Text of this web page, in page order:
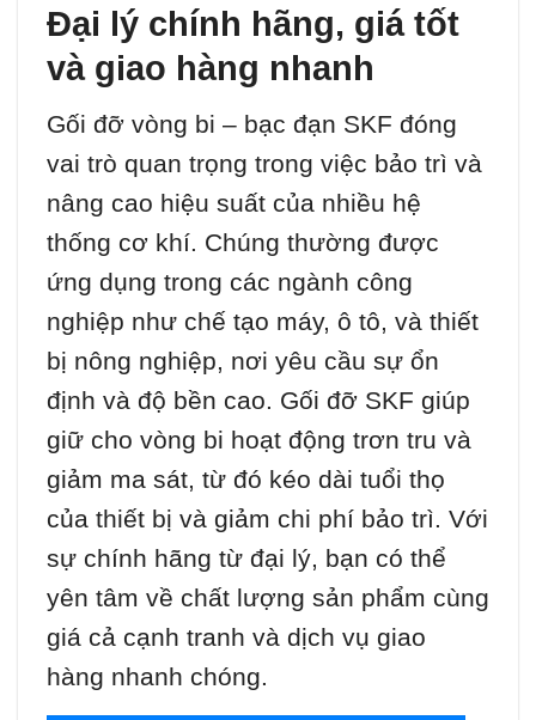
Đại lý chính hãng, giá tốt
và giao hàng nhanh
Gối đỡ vòng bi – bạc đạn SKF đóng
vai trò quan trọng trong việc bảo trì và
nâng cao hiệu suất của nhiều hệ
thống cơ khí. Chúng thường được
ứng dụng trong các ngành công
nghiệp như chế tạo máy, ô tô, và thiết
bị nông nghiệp, nơi yêu cầu sự ổn
định và độ bền cao. Gối đỡ SKF giúp
giữ cho vòng bi hoạt động trơn tru và
giảm ma sát, từ đó kéo dài tuổi thọ
của thiết bị và giảm chi phí bảo trì. Với
sự chính hãng từ đại lý, bạn có thể
yên tâm về chất lượng sản phẩm cùng
giá cả cạnh tranh và dịch vụ giao
hàng nhanh chóng.